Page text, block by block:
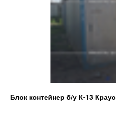
Блок контейнер б/у К-13 Краус